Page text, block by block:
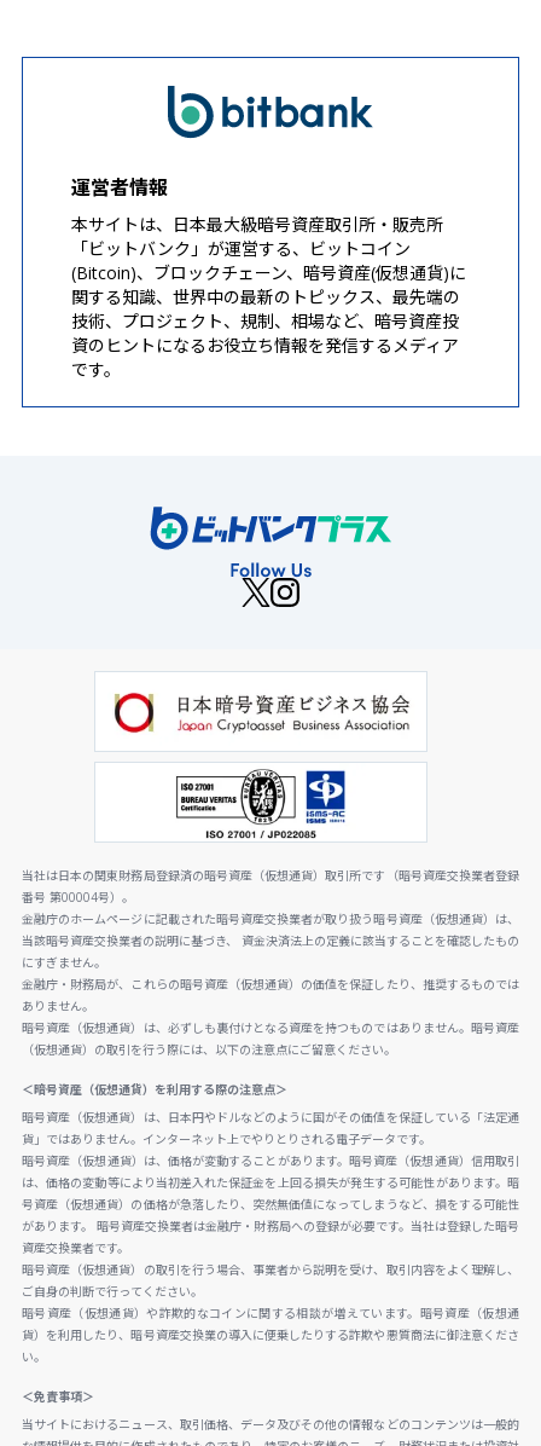
運営者情報
本サイトは、日本最大級暗号資産取引所・販売所
「ビットバンク」が運営する、ビットコイン
(Bitcoin)、ブロックチェーン、暗号資産(仮想通貨)に
関する知識、世界中の最新のトピックス、最先端の
技術、プロジェクト、規制、相場など、暗号資産投
資のヒントになるお役立ち情報を発信するメディア
です。
当社は日本の関東財務局登録済の暗号資産（仮想通貨）取引所です（暗号資産交換業者登録
番号 第00004号）。
金融庁のホームページに記載された暗号資産交換業者が取り扱う暗号資産（仮想通貨）は、
当該暗号資産交換業者の説明に基づき、 資金決済法上の定義に該当することを確認したもの
にすぎません。
金融庁・財務局が、これらの暗号資産（仮想通貨）の価値を保証したり、推奨するものでは
ありません。
暗号資産（仮想通貨）は、必ずしも裏付けとなる資産を持つものではありません。暗号資産
（仮想通貨）の取引を行う際には、以下の注意点にご留意ください。
＜暗号資産（仮想通貨）を利用する際の注意点＞
暗号資産（仮想通貨）は、日本円やドルなどのように国がその価値を保証している「法定通
貨」ではありません。インターネット上でやりとりされる電子データです。
暗号資産（仮想通貨）は、価格が変動することがあります。暗号資産（仮想通貨）信用取引
は、価格の変動等により当初差入れた保証金を上回る損失が発生する可能性があります。暗
号資産（仮想通貨）の価格が急落したり、突然無価値になってしまうなど、損をする可能性
があります。 暗号資産交換業者は金融庁・財務局への登録が必要です。当社は登録した暗号
資産交換業者です。
暗号資産（仮想通貨）の取引を行う場合、事業者から説明を受け、取引内容をよく理解し、
ご自身の判断で行ってください。
暗号資産（仮想通貨）や詐欺的なコインに関する相談が増えています。暗号資産（仮想通
貨）を利用したり、暗号資産交換業の導入に便乗したりする詐欺や悪質商法に御注意くださ
い。
＜免責事項＞
当サイトにおけるニュース、取引価格、データ及びその他の情報などのコンテンツは一般的